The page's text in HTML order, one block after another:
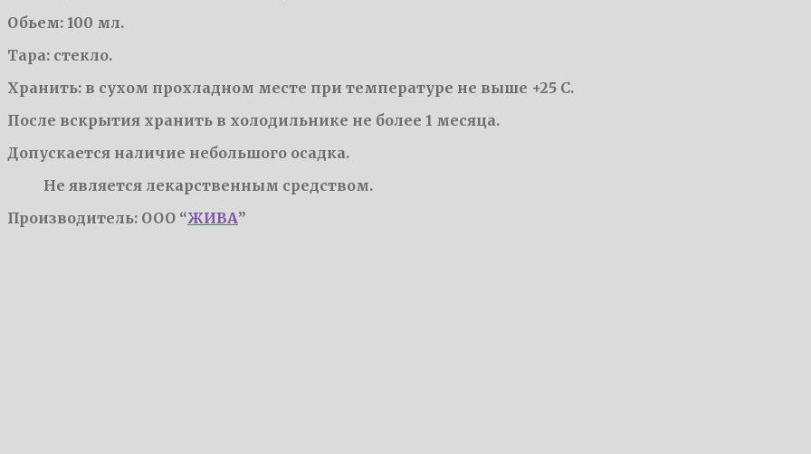
Обьем: 100 мл.
Тара: стекло.
Хранить: в сухом прохладном месте при температуре не выше +25 С.
После вскрытия хранить в холодильнике не более 1 месяца.
Допускается наличие небольшого осадка.
Не является лекарственным средством.
Производитель: ООО “ЖИВА”